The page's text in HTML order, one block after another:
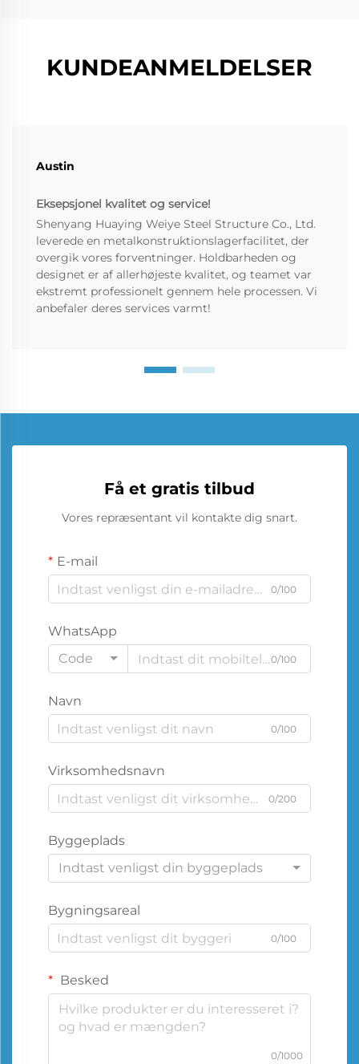
KUNDEANMELDELSER
Austin
Eksepsjonel kvalitet og service!
Shenyang Huaying Weiye Steel Structure Co., Ltd.
leverede en metalkonstruktionslagerfacilitet, der
overgik vores forventninger. Holdbarheden og
designet er af allerhøjeste kvalitet, og teamet var
ekstremt professionelt gennem hele processen. Vi
anbefaler deres services varmt!
Få et gratis tilbud
Vores repræsentant vil kontakte dig snart.
E-mail
0/100
WhatsApp
Code
0/100
Navn
0/100
Virksomhedsnavn
0/200
Byggeplads
Indtast venligst din byggeplads
Bygningsareal
0/100
Besked
0/1000